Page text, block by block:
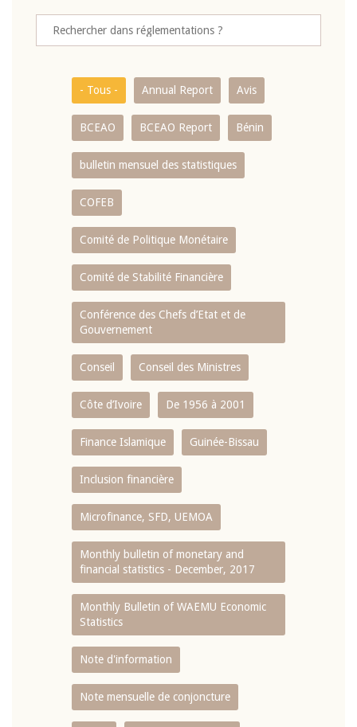
- Tous - Annual Report Avis
BCEAO BCEAO Report Bénin
bulletin mensuel des statistiques
COFEB
Comité de Politique Monétaire
Comité de Stabilité Financière
Conférence des Chefs d’Etat et de
Gouvernement
Conseil Conseil des Ministres
Côte d’Ivoire De 1956 à 2001
Finance Islamique Guinée-Bissau
Inclusion financière
Microfinance, SFD, UEMOA
Monthly bulletin of monetary and
financial statistics - December, 2017
Monthly Bulletin of WAEMU Economic
Statistics
Note d'information
Note mensuelle de conjoncture